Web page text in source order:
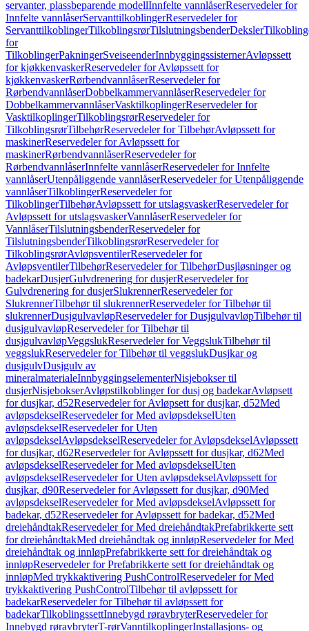
servanter, plassbeparende modellInnfelte vannlåserReservedeler for
Innfelte vannlåserServanttilkoblingerReservedeler for
ServanttilkoblingerTilkoblingsrørTilslutningsbenderDeksler
for
TilkoblingerPakningerSveiseenderInnbyggingssisternerAvløpssett
for kjøkkenvaskerReservedeler for Avløpssett for
kjøkkenvaskerRørbendvannlåserReservedeler for
RørbendvannlåserDobbelkammervannlåserReservedeler for
DobbelkammervannlåserVasktilkoplingerReservedeler for
VasktilkoplingerTilkoblingsrørReservedeler for
TilkoblingsrørTilbehørReservedeler for TilbehørAvløpssett for
maskinerReservedeler for Avløpssett for
maskinerRørbendvannlåserReservedeler for
RørbendvannlåserInnfelte vannlåserReservedeler for Innfelte
vannlåserUtenpåliggende vannlåserReservedeler for Utenpåliggende
vannlåserTilkoblingerReservedeler for
TilkoblingerTilbehørAvløpssett for utslagsvaskerReservedeler for
Avløpssett for utslagsvaskerVannlåserReservedeler for
VannlåserTilslutningsbenderReservedeler for
TilslutningsbenderTilkoblingsrørReservedeler for
TilkoblingsrørAvløpsventilerReservedeler for
AvløpsventilerTilbehørReservedeler for TilbehørDusjløsninger og
badekarDusjerGulvdrenering for dusjerReservedeler for
Gulvdrenering for dusjerSlukrennerReservedeler for
SlukrennerTilbehør til slukrennerReservedeler for Tilbehør til
slukrennerDusjgulvavløpReservedeler for DusjgulvavløpTilbehør til
dusjgulvavløpReservedeler for Tilbehør til
dusjgulvavløpVeggslukReservedeler for VeggslukTilbehør til
veggslukReservedeler for Tilbehør til veggslukDusjkar og
dusjgulvDusjgulv av
mineralmaterialeInnbyggingselementerNisjebokser til
dusjerNisjebokserAvløpstilkoblinger for dusj og badekarAvløpsett
for dusjkar, d52Reservedeler for Avløpsett for dusjkar, d52Med
avløpsdekselReservedeler for Med avløpsdekselUten
avløpsdekselReservedeler for Uten
avløpsdekselAvløpsdekselReservedeler for AvløpsdekselAvløpssett
for dusjkar, d62Reservedeler for Avløpssett for dusjkar, d62Med
avløpsdekselReservedeler for Med avløpsdekselUten
avløpsdekselReservedeler for Uten avløpsdekselAvløpssett for
dusjkar, d90Reservedeler for Avløpssett for dusjkar, d90Med
avløpsdekselReservedeler for Med avløpsdekselAvløpssett for
badekar, d52Reservedeler for Avløpssett for badekar, d52Med
dreiehåndtakReservedeler for Med dreiehåndtakPrefabrikkerte sett
for dreiehåndtakMed dreiehåndtak og innløpReservedeler for Med
dreiehåndtak og innløpPrefabrikkerte sett for dreiehåndtak og
innløpReservedeler for Prefabrikkerte sett for dreiehåndtak og
innløpMed trykkaktivering PushControlReservedeler for Med
trykkaktivering PushControlTilbehør til avløpssett for
badekarReservedeler for Tilbehør til avløpssett for
badekarTilkoblingssettInnebygd røravbryterReservedeler for
Innebygd røravbryterT-rørVanntilkoplingerInstallasjons- og